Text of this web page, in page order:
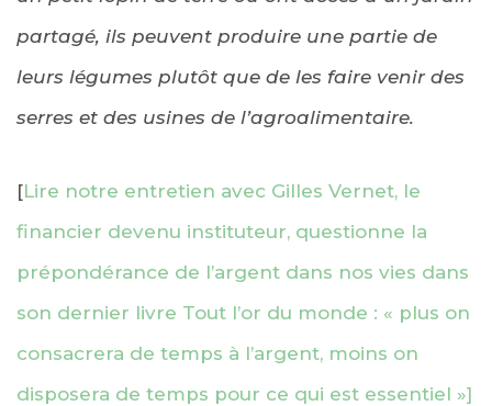
partagé, ils peuvent produire une partie de
leurs légumes plutôt que de les faire venir des
serres et des usines de l’agroalimentaire.
[Lire notre entretien avec Gilles Vernet, le
financier devenu instituteur, questionne la
prépondérance de l’argent dans nos vies dans
son dernier livre Tout l’or du monde : « plus on
consacrera de temps à l’argent, moins on
disposera de temps pour ce qui est essentiel »]